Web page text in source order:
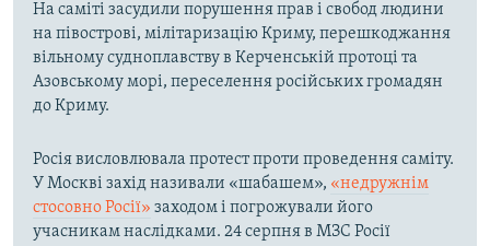
На саміті засудили порушення прав і свобод людини
на півострові, мілітаризацію Криму, перешкоджання
вільному судноплавству в Керченській протоці та
Азовському морі, переселення російських громадян
до Криму.
Росія висловлювала протест проти проведення саміту.
У Москві захід називали «шабашем», «недружнім
стосовно Росії» заходом і погрожували його
учасникам наслідками. 24 серпня в МЗС Росії